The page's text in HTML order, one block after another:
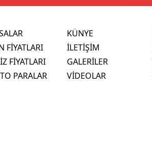
FİYATLARI
FİYATLARI
PARALAR
KÜNYE
İLETİŞİM
GALERİLER
VİDEOLAR